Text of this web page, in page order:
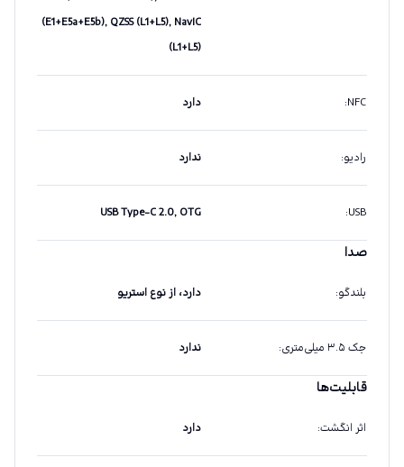
(E1+E5a+E5b), QZSS (L1+L5), NavIC
(L1+L5)
NFC
: دارد
رادیو: ندارد
USB
:
USB Type-C 2.0, OTG
صدا
بلندگو: دارد، از نوع استریو
جک ۳.۵ میلی‌متری : ندارد
قابلیت‌ها
اثر انگشت: دارد